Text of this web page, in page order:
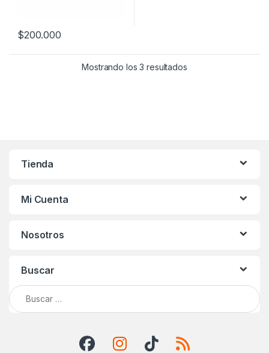
$200.000
Este producto tiene múltiples variantes. Las opciones se
Mostrando los 3 resultados
Tienda
Mi Cuenta
Nosotros
Buscar
Buscar: